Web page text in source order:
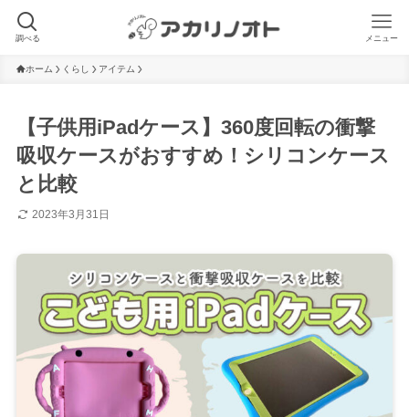
調べる メニュー
ホーム くらし アイテム
【子供用iPadケース】360度回転の衝撃
吸収ケースがおすすめ！シリコンケース
と比較
2023年3月31日